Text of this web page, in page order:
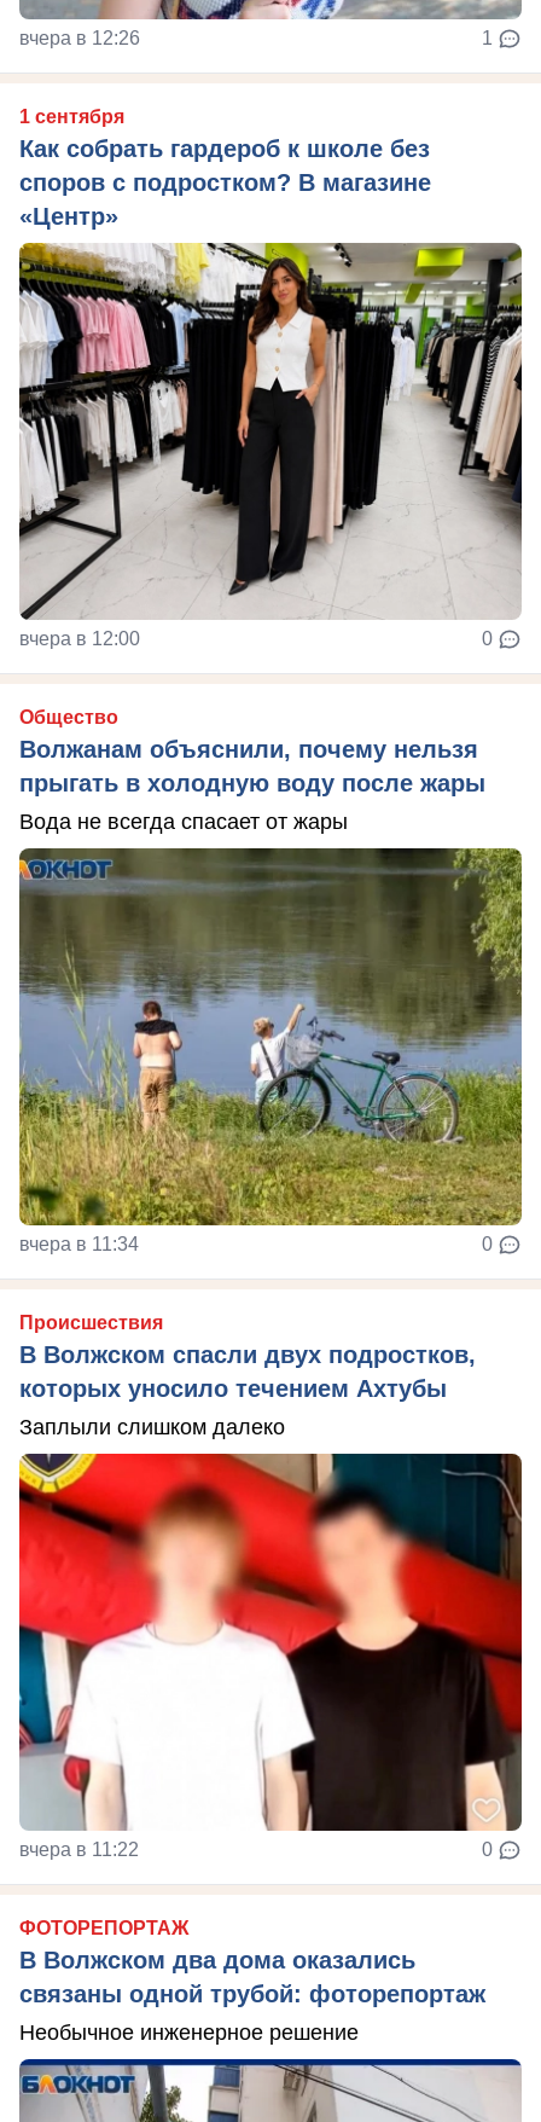
вчера в 12:26 1
1 сентября
Как собрать гардероб к школе без
споров с подростком? В магазине
«Центр»
вчера в 12:00 0
Общество
Волжанам объяснили, почему нельзя
прыгать в холодную воду после жары
Вода не всегда спасает от жары
вчера в 11:34 0
Происшествия
В Волжском спасли двух подростков,
которых уносило течением Ахтубы
Заплыли слишком далеко
вчера в 11:22 0
ФОТОРЕПОРТАЖ
В Волжском два дома оказались
связаны одной трубой: фоторепортаж
Необычное инженерное решение